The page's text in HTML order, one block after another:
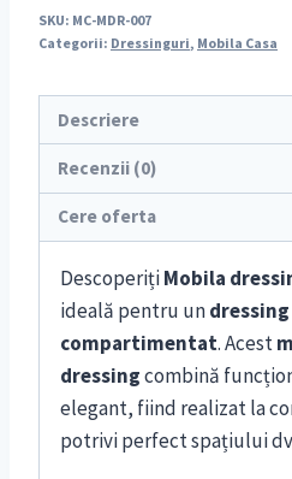
SKU: MC-MDR-007
Categorii: Dressinguri, Mobila Casa
Descriere
Recenzii (0)
Cere oferta
DescoperițiMobila
ideală pentru un
compartimentat. Acest
dressingcombină
elegant, fiind realizat la
potrivi perfect spațiului